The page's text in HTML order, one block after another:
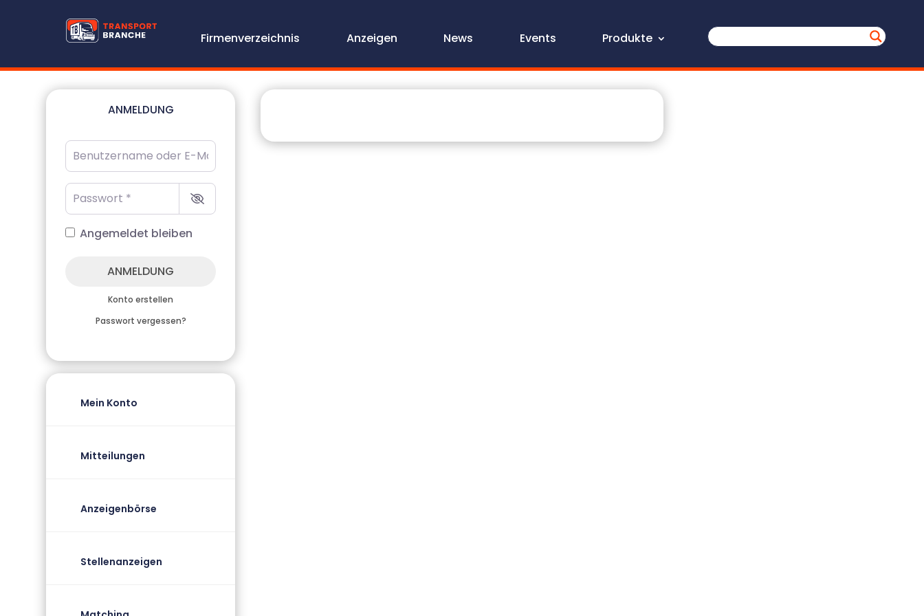
Firmenverzeichnis Anzeigen News Events Produkte
ANMELDUNG
Benutzername oder E-Mail-Adresse*
Passwort
Angemeldet bleiben
ANMELDUNG
Konto erstellen
Passwort vergessen?
Mein Konto
Mitteilungen
Anzeigenbörse
Stellenanzeigen